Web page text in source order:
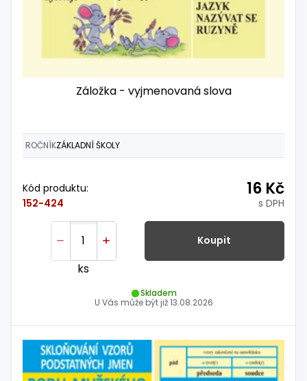
Záložka - vyjmenovaná slova
ROČNÍKZÁKLADNÍ ŠKOLY
Kód produktu:
152-424
16 Kč
s DPH
ks
Koupit
Skladem
U Vás může být již13.08.2026